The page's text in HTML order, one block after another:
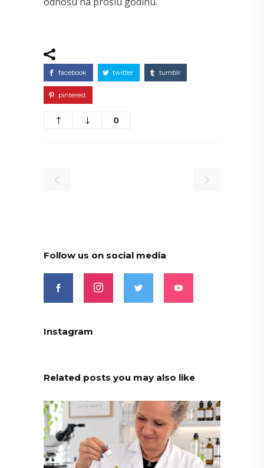
facebook twitter tumblr
pinterest
0
Follow us on social media
Instagram
Related posts you may also like